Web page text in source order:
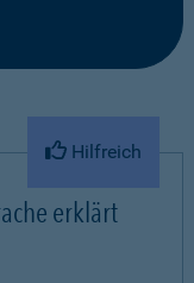
Hilfreich
erklärt